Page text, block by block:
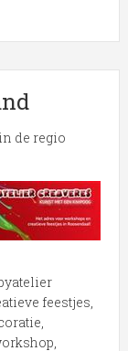
de regio
hobbywinkel
Nederland.
regio
de
kunt
in
feestjes,